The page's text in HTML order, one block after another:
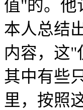
值"的。他
本人总结
内容，这"
其中有些
里，按照